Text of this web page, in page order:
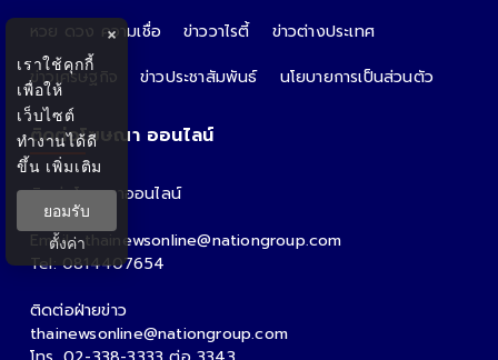
หวย ดวง ความเชื่อ
ข่าววาไรตี้
ข่าวต่างประเทศ
ข่าวเศรษฐกิจ
ข่าวประชาสัมพันธ์ นโยบายการเป็นส่วนตัว
ติดต่อโฆษณา ออนไลน์
ติดต่อโฆษณาออนไลน์
คุณอ้อ
Email : thainewsonline@nationgroup.com
Tel: 0814407654
ติดต่อฝ่ายข่าว
thainewsonline@nationgroup.com
×
เราใช้คุกกี้
เพื่อให้
เว็บไซต์
ทำงานได้ดี
ขึ้น เพิ่มเติม
ยอมรับ
ตั้งค่า